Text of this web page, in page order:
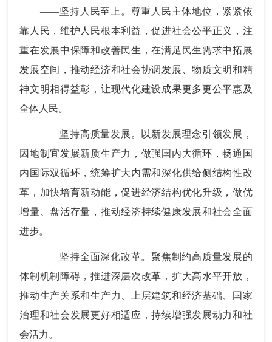
——坚持人民至上。尊重人民主体地位，紧紧依
靠人民，维护人民根本利益，促进社会公平正义，注
重在发展中保障和改善民生，在满足民生需求中拓展
发展空间，推动经济和社会协调发展、物质文明和精
神文明相得益彰，让现代化建设成果更多更公平惠及
全体人民。
——坚持高质量发展。以新发展理念引领发展，
因地制宜发展新质生产力，做强国内大循环，畅通国
内国际双循环，统筹扩大内需和深化供给侧结构性改
革，加快培育新动能，促进经济结构优化升级，做优
增量、盘活存量，推动经济持续健康发展和社会全面
进步。
——坚持全面深化改革。聚焦制约高质量发展的
体制机制障碍，推进深层次改革，扩大高水平开放，
推动生产关系和生产力、上层建筑和经济基础、国家
治理和社会发展更好相适应，持续增强发展动力和社
会活力。